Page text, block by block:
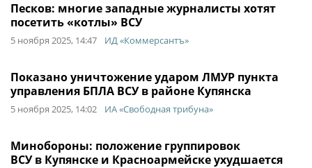
Песков: многие западные журналисты хотят
посетить «котлы» ВСУ
5 ноября 2025, 14:47 ИД «Коммерсантъ»
Показано уничтожение ударом ЛМУР пункта
управления БПЛА ВСУ в районе Купянска
5 ноября 2025, 14:02 ИА «Свободная трибуна»
Минобороны: положение группировок
ВСУ в Купянске и Красноармейске ухудшается